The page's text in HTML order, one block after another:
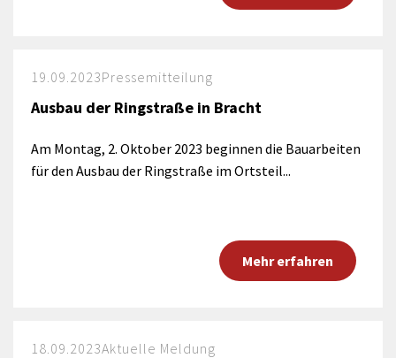
19.09.2023Pressemitteilung
Ausbau der Ringstraße in Bracht
Am Montag, 2. Oktober 2023 beginnen die Bauarbeiten
für den Ausbau der Ringstraße im Ortsteil...
Mehr erfahren
18.09.2023Aktuelle Meldung